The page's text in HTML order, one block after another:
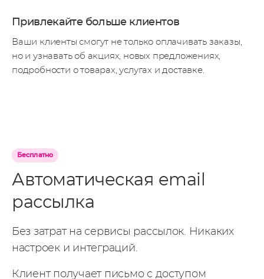
Привлекайте больше клиентов
Ваши клиенты смогут не только оплачивать заказы,
но и узнавать об акциях, новых предложениях,
подробности о товарах, услугах и доставке.
Бесплатно
Автоматическая email
рассылка
Без затрат на сервисы рассылок. Никаких
настроек и интеграций.
Клиент получает письмо с доступом